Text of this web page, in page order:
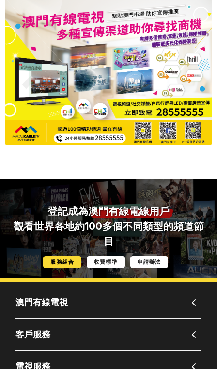
登記成為澳門有線電線用戶
觀看世界各地約100多個不同類型的頻道節
目
服務組合 收費標準 申請辦法
澳門有線電視
客戶服務
電視服務